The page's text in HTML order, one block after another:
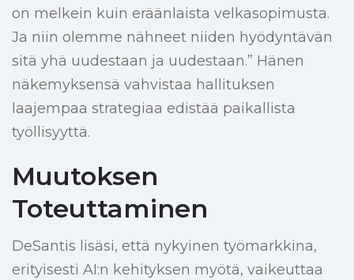
on melkein kuin eräänlaista velkasopimusta.
Ja niin olemme nähneet niiden hyödyntävän
sitä yhä uudestaan ja uudestaan.” Hänen
näkemyksensä vahvistaa hallituksen
laajempaa strategiaa edistää paikallista
työllisyyttä.
Muutoksen
Toteuttaminen
DeSantis lisäsi, että nykyinen työmarkkina,
erityisesti AI:n kehityksen myötä, vaikeuttaa